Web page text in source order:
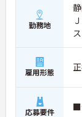
勤務地
雇用形態
応募要件 ■